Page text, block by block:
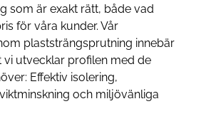
som är exakt rätt, både vad
för våra kunder. Vår
plaststrängsprutning innebär
vi utvecklar profilen med de
Effektiv isolering,
och miljövänliga